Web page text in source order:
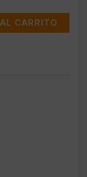
CARRITO